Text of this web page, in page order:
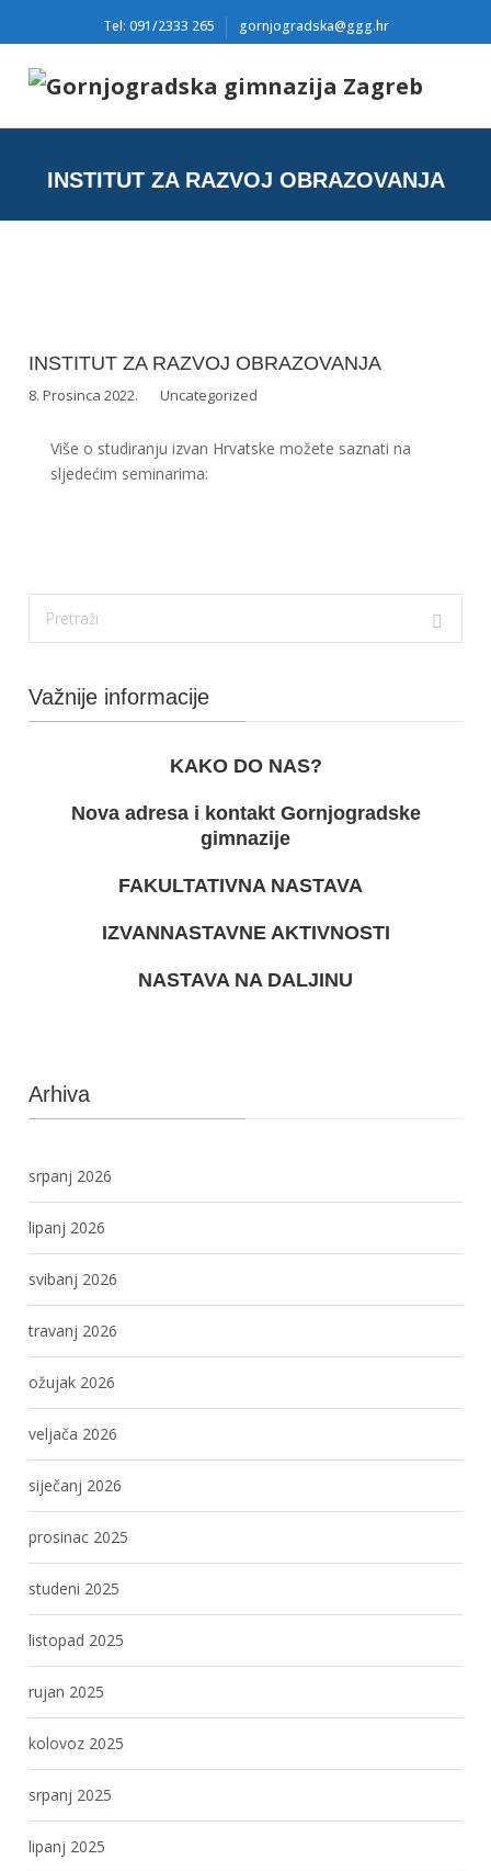
Tel: 091/2333 265 gornjogradska@ggg.hr
INSTITUT ZA RAZVOJ OBRAZOVANJA
INSTITUT ZA RAZVOJ OBRAZOVANJA
8. Prosinca 2022. Uncategorized
Više o studiranju izvan Hrvatske možete saznati na
sljedećim seminarima:
Važnije informacije
KAKO DO NAS?
Nova adresa i kontakt Gornjogradske
gimnazije
FAKULTATIVNA NASTAVA
IZVANNASTAVNE AKTIVNOSTI
NASTAVA NA DALJINU
Arhiva
srpanj 2026
lipanj 2026
svibanj 2026
travanj 2026
ožujak 2026
veljača 2026
siječanj 2026
prosinac 2025
studeni 2025
listopad 2025
rujan 2025
kolovoz 2025
srpanj 2025
lipanj 2025